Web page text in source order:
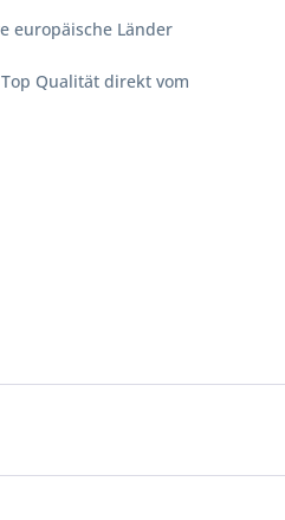
europäische Länder
Qualität direkt vom